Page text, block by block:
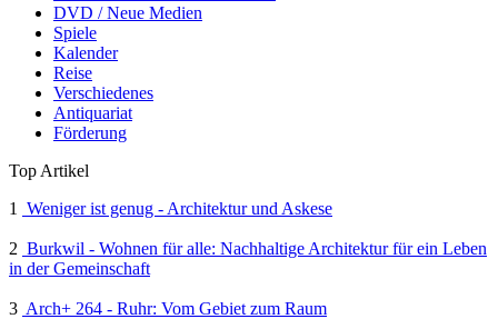
DVD / Neue Medien
Spiele
Kalender
Reise
Verschiedenes
Antiquariat
Förderung
Top Artikel
1
Weniger ist genug - Architektur und Askese
2 Burkwil - Wohnen für alle: Nachhaltige Architektur für ein Leben
in der Gemeinschaft
3 Arch+ 264 - Ruhr: Vom Gebiet zum Raum